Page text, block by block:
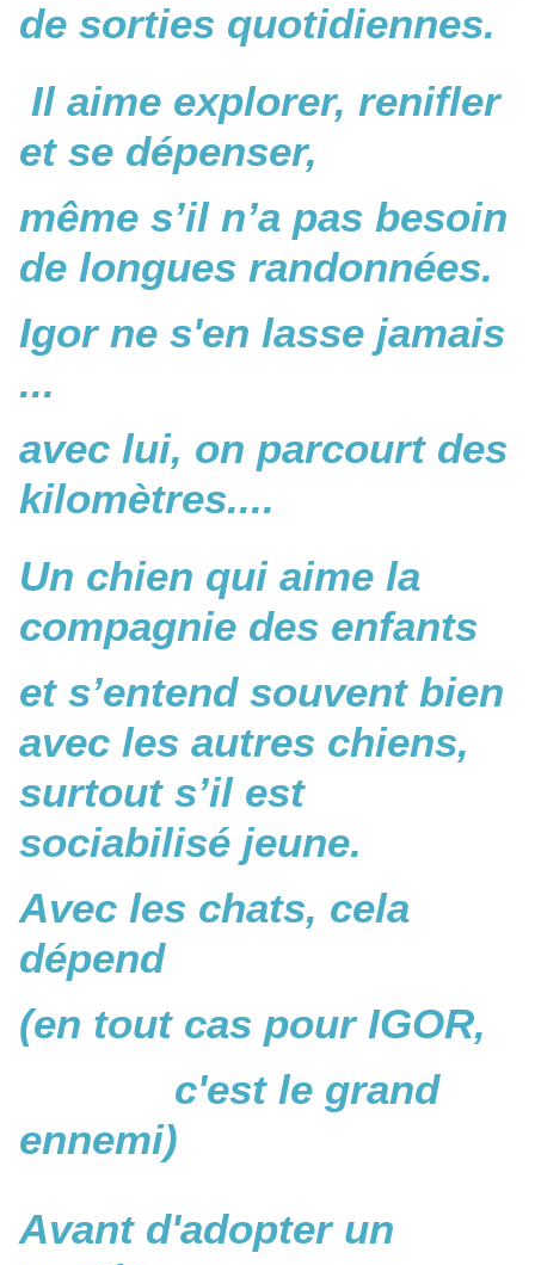
de sorties quotidiennes.
Il aime explorer, renifler
et se dépenser,
même s’il n’a pas besoin
de longues randonnées.
Igor ne s'en lasse jamais
...
avec lui, on parcourt des
kilomètres....
Un chien qui aime la
compagnie des enfants
et s’entend souvent bien
avec les autres chiens,
surtout s’il est
sociabilisé jeune.
Avec les chats, cela
dépend
(en tout cas pour IGOR,
c'est le grand
ennemi)
Avant d'adopter un